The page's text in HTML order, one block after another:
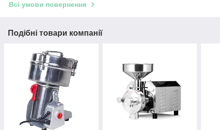
Всі умови повернення
Подібні товари компанії